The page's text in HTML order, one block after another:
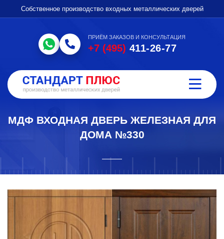
Собственное производство входных металлических дверей
ПРИЁМ ЗАКАЗОВ И КОНСУЛЬТАЦИЯ
+7 (495) 411-26-77
МДФ ВХОДНАЯ ДВЕРЬ ЖЕЛЕЗНАЯ ДЛЯ
ДОМА №330